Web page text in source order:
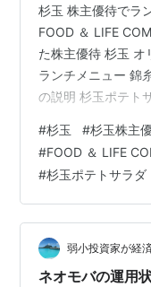
杉玉 株主優待でラ
FOOD ＆ LIFE
た株主優待 杉玉 オ
ランチメニュー 錦
の説明 杉玉ポテト
え衝撃💥） この記
FOOD ＆ LIFE
て、あの有名な 杉
します。 やっぱり
けました。 杉玉
#杉玉 #杉玉株主
#FOOD ＆ LIFE
#杉玉ポテトサラダ
弱小投資家が経
ネオモバの運用